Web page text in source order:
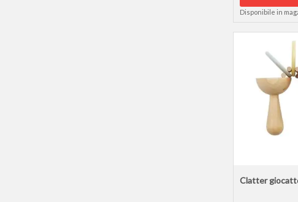
Disponibile in
Clatter